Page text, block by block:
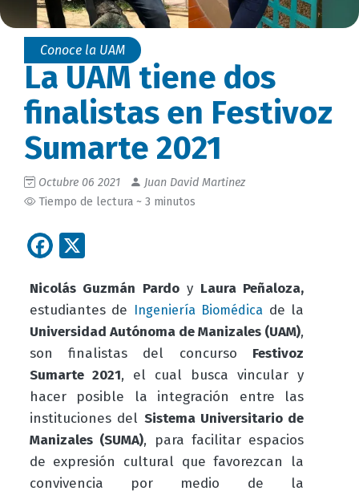
Conoce la UAM
La UAM tiene dos
finalistas en Festivoz
Sumarte 2021
Octubre 06 2021
Juan David Martinez
Tiempo de lectura ~ 3 minutos
Facebook
Nicolás Guzmán Pardo y Laura Peñaloza,
estudiantes de Ingeniería Biomédicade la
Universidad Autónoma de Manizales (UAM),
son finalistas del concurso Festivoz
Sumarte 2021, el cual buscavincular y
hacer posible la integración entre las
instituciones del Sistema Universitario de
Manizales (SUMA), para facilitar espacios
de expresión cultural que favorezcan la
convivencia por medio de la